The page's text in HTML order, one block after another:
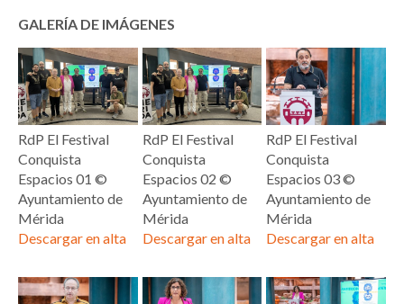
GALERÍA DE IMÁGENES
RdP El Festival
Conquista
Espacios 01 ©
Ayuntamiento de
Mérida
Descargar en alta
RdP El Festival
Conquista
Espacios 02 ©
Ayuntamiento de
Mérida
Descargar en alta
RdP El Festival
Conquista
Espacios 03 ©
Ayuntamiento de
Mérida
Descargar en alta